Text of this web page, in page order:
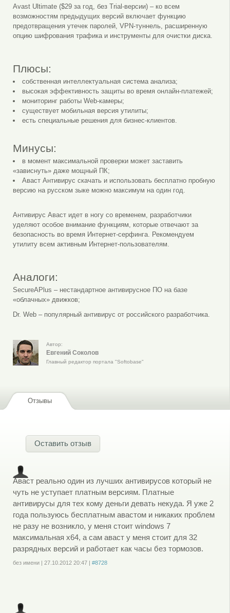
Avast Ultimate ($29 за год, без Trial-версии) – ко всем
возможностям предыдущих версий включает функцию
предотвращения утечек паролей, VPN-туннель, расширенную
опцию шифрования трафика и инструменты для очистки диска.
Плюсы:
собственная интеллектуальная система анализа;
высокая эффективность защиты во время онлайн-платежей;
мониторинг работы Web-камеры;
существует мобильная версия утилиты;
есть специальные решения для бизнес-клиентов.
Минусы:
в момент максимальной проверки может заставить
«зависнуть» даже мощный ПК;
Аваст Антивирус скачать и использовать бесплатно пробную
версию на русском зыке можно максимум на один год.
Антивирус Аваст идет в ногу со временем, разработчики
уделяют особое внимание функциям, которые отвечают за
безопасность во время Интернет-серфинга. Рекомендуем
утилиту всем активным Интернет-пользователям.
Аналоги:
SecureAPlus – нестандартное антивирусное ПО на базе
«облачных» движков;
Dr. Web – популярный антивирус от российского разработчика.
Автор:
Евгений Соколов
Главный редактор портала "Softobase"
Отзывы
Оставить отзыв
Аваст реально один из лучших антивирусов который не
чуть не уступает платным версиям. Платные
антивирусы для тех кому деньги девать некуда. Я уже 2
года пользуюсь бесплатным авастом и никаких проблем
не разу не возникло, у меня стоит windows 7
максимальная х64, а сам аваст у меня стоит для 32
разрядных версий и работает как часы без тормозов.
без имени| 27.10.2012 20:47| #8728